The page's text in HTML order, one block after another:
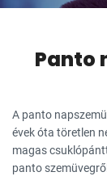
Panto
A panto
évek óta töretlen
magas
panto